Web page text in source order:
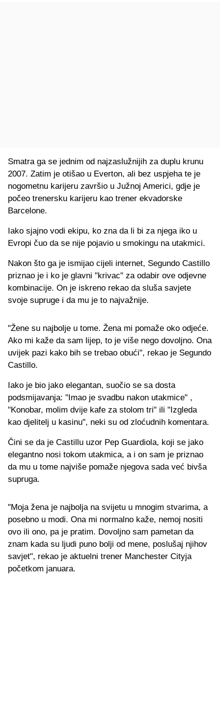
Smatra ga se jednim od najzaslužnijih za duplu krunu
2007. Zatim je otišao u Everton, ali bez uspjeha te je
nogometnu karijeru završio u Južnoj Americi, gdje je
počeo trenersku karijeru kao trener ekvadorske
Barcelone.
Iako sjajno vodi ekipu, ko zna da li bi za njega iko u
Evropi čuo da se nije pojavio u smokingu na utakmici.
Nakon što ga je ismijao cijeli internet, Segundo Castillo
priznao je i ko je glavni "krivac" za odabir ove odjevne
kombinacije. On je iskreno rekao da sluša savjete
svoje supruge i da mu je to najvažnije.
"Žene su najbolje u tome. Žena mi pomaže oko odjeće.
Ako mi kaže da sam lijep, to je više nego dovoljno. Ona
uvijek pazi kako bih se trebao obući", rekao je Segundo
Castillo.
Iako je bio jako elegantan, suočio se sa dosta
podsmijavanja: "Imao je svadbu nakon utakmice" ,
"Konobar, molim dvije kafe za stolom tri" ili "Izgleda
kao djelitelj u kasinu", neki su od zloćudnih komentara.
Čini se da je Castillu uzor Pep Guardiola, koji se jako
elegantno nosi tokom utakmica, a i on sam je priznao
da mu u tome najviše pomaže njegova sada već bivša
supruga.
"Moja žena je najbolja na svijetu u mnogim stvarima, a
posebno u modi. Ona mi normalno kaže, nemoj nositi
ovo ili ono, pa je pratim. Dovoljno sam pametan da
znam kada su ljudi puno bolji od mene, poslušaj njihov
savjet", rekao je aktuelni trener Manchester Cityja
početkom januara.